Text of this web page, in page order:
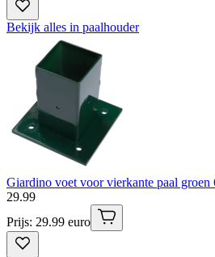
Bekijk alles in paalhouder
Giardino voet voor vierkante paal groen
29.99
Prijs: 29.99 euro